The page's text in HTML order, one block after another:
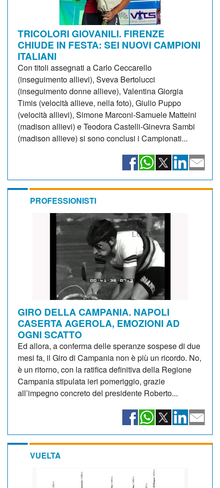
TRICOLORI GIOVANILI. FIRENZE
CHIUDE IN FESTA: SEI NUOVI CAMPIONI
ITALIANI
Con titoli assegnati a Carlo Ceccarello
(inseguimento allievi), Sveva Bertolucci
(inseguimento donne allieve), Valentina Giorgia
Timis (velocità allieve, nella foto), Giulio Puppo
(velocità allievi), Simone Marconi-Samuele Matteini
(madison allievi) e Teodora Castelli-Ginevra Sambi
(madison allieve) si sono conclusi i Campionati...
PROFESSIONISTI
GIRO DELLA CAMPANIA. NAPOLI
CASERTA AGEROLA, EMOZIONI AD
OGNI SCATTO
Ed allora, a conferma delle speranze sospese di due
mesi fa, il Giro di Campania non è più un ricordo. No,
è un ritorno, con la ratifica definitiva della Regione
Campania stipulata ieri pomeriggio, grazie
all’impegno concreto del presidente Roberto...
VUELTA